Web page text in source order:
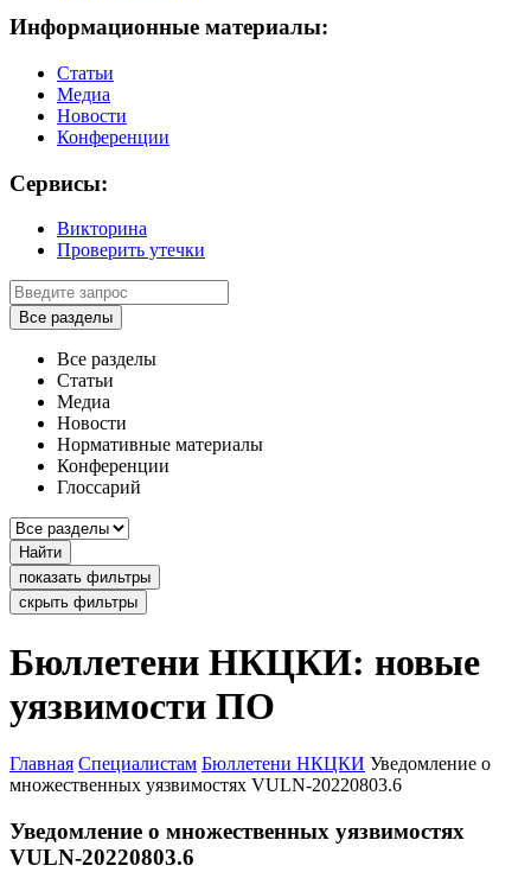
Информационные материалы:
Статьи
Медиа
Новости
Конференции
Сервисы:
Викторина
Проверить утечки
Все разделы
Все разделы
Статьи
Медиа
Новости
Нормативные материалы
Конференции
Глоссарий
Найти
показать фильтры
скрыть фильтры
Бюллетени НКЦКИ: новые
уязвимости ПО
Главная Специалистам Бюллетени НКЦКИ Уведомление о
множественных уязвимостях VULN-20220803.6
Уведомление о множественных уязвимостях
VULN-20220803.6